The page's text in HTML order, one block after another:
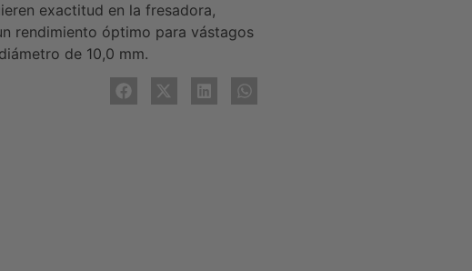
exactitud en la fresadora,
rendimiento óptimo para vástagos
de 10,0 mm.